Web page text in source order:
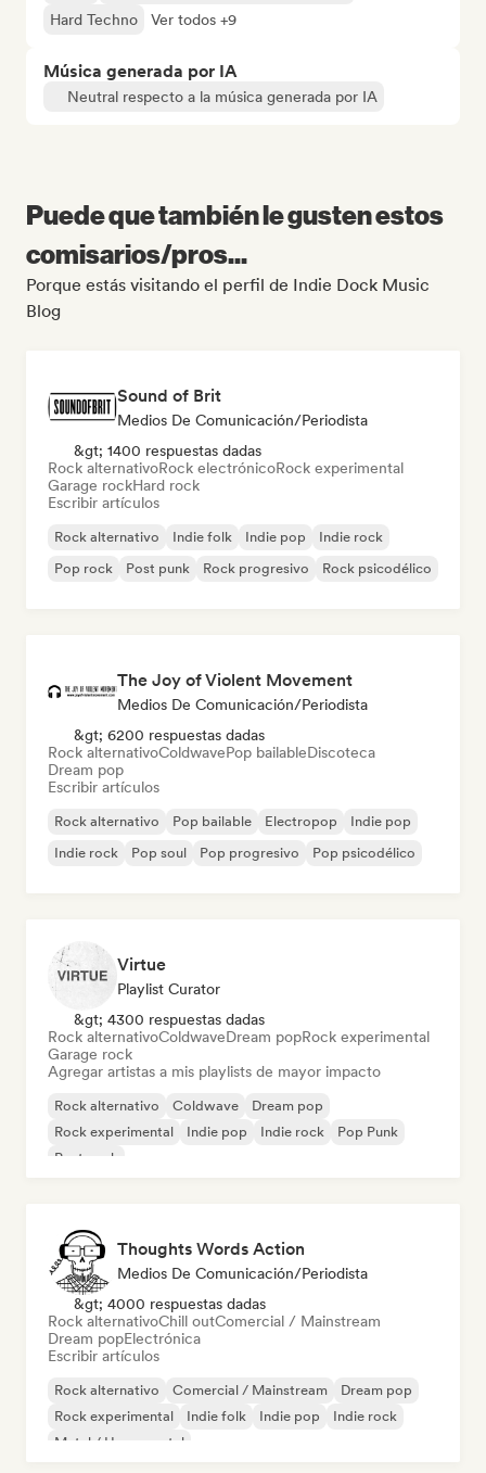
Hard Techno Ver todos +9
Música generada por IA
Neutral respecto a la música generada por IA
Puede que también le gusten estos
comisarios/pros...
Porque estás visitando el perfil de Indie Dock Music
Blog
Sound of Brit
Medios De Comunicación/Periodista
&gt; 1400 respuestas dadas
Rock alternativoRock electrónicoRock experimental
Garage rockHard rock
Escribir artículos
Rock alternativo Indie folk Indie pop
Indie rock
Pop rock
Post punk Rock progresivo Rock psicodélico
The Joy of Violent Movement
Medios De Comunicación/Periodista
&gt; 6200 respuestas dadas
Rock alternativoColdwavePop bailableDiscoteca
Dream pop
Escribir artículos
Rock alternativo Pop bailable Electropop
Indie pop
Indie rock
Pop soul Pop progresivo Pop psicodélico
Virtue
Playlist Curator
&gt; 4300 respuestas dadas
Rock alternativoColdwaveDream popRock experimental
Garage rock
Agregar artistas a mis playlists de mayor impacto
Rock alternativo Coldwave
Dream pop
Rock experimental
Indie pop Indie rock
Pop Punk
Post punk
Thoughts Words Action
Medios De Comunicación/Periodista
&gt; 4000 respuestas dadas
Rock alternativoChill outComercial / Mainstream
Dream popElectrónica
Escribir artículos
Rock alternativo Comercial / Mainstream
Dream pop
Rock experimental
Indie folk Indie pop
Indie rock
Metal / Heavy metal